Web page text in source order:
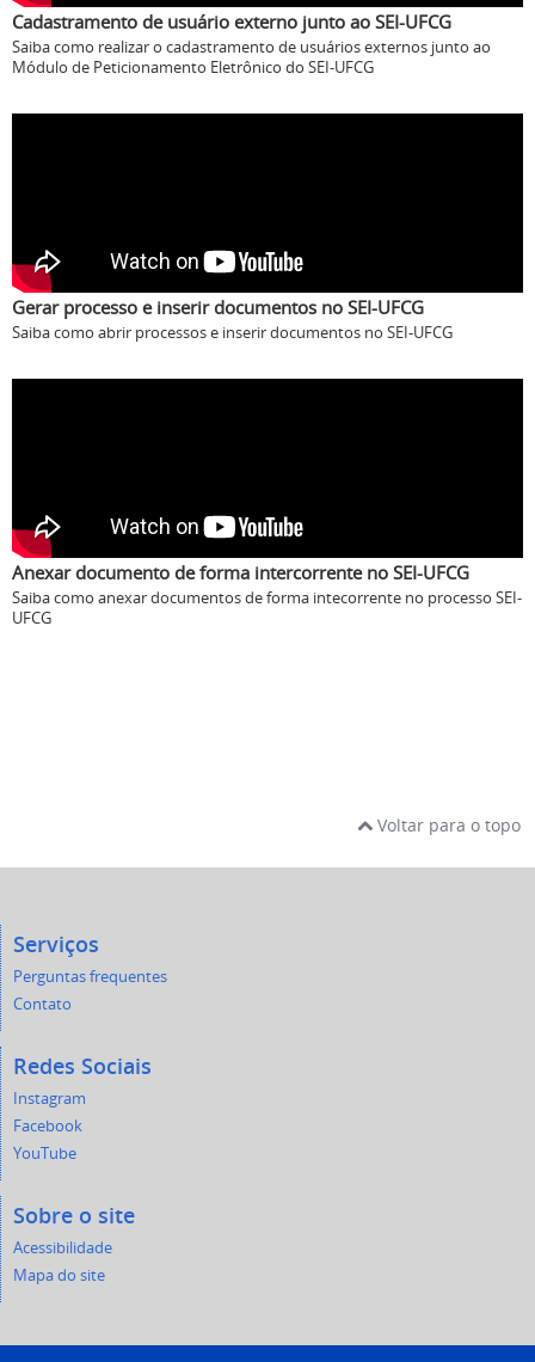
Cadastramento de usuário externo junto ao SEI-UFCG
Saiba como realizar o cadastramento de usuários externos junto ao
Módulo de Peticionamento Eletrônico do SEI-UFCG
Gerar processo e inserir documentos no SEI-UFCG
Saiba como abrir processos e inserir documentos no SEI-UFCG
Anexar documento de forma intercorrente no SEI-UFCG
Saiba como anexar documentos de forma intecorrente no processo SEI-
UFCG
Voltar para o topo
Serviços
Perguntas frequentes
Contato
Redes Sociais
Instagram
Facebook
YouTube
Sobre o site
Acessibilidade
Mapa do site